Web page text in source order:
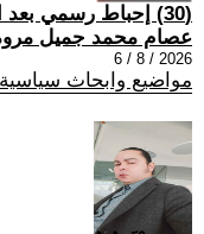
(30) إحباط رسمي بعد الاختراقات العدوانية بلا تبرير
عصام محمد جميل
2026 / 8 / 6
مواضيع وابحاث سياسية